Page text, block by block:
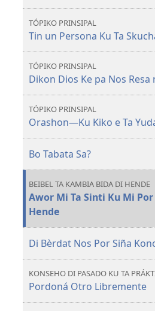
Yuda
TÓPIKO PRINSIPAL
Tin un Persona Ku Ta
TÓPIKO PRINSIPAL
Dikon Dios Ke pa Nos Resa
TÓPIKO PRINSIPAL
Orashon—Ku Kiko e Ta
Bo Tabata Sa?
BEIBEL TA KAMBIA BIDA DI HENDE
Awor Mi Ta Sinti Ku Mi
Hende
Di Bèrdat Nos Por Siña
KONSEHO DI PASADO KU TA
Pordoná Otro Libremente